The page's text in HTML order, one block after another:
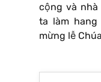
cộng và
ta làm
mừng lễ